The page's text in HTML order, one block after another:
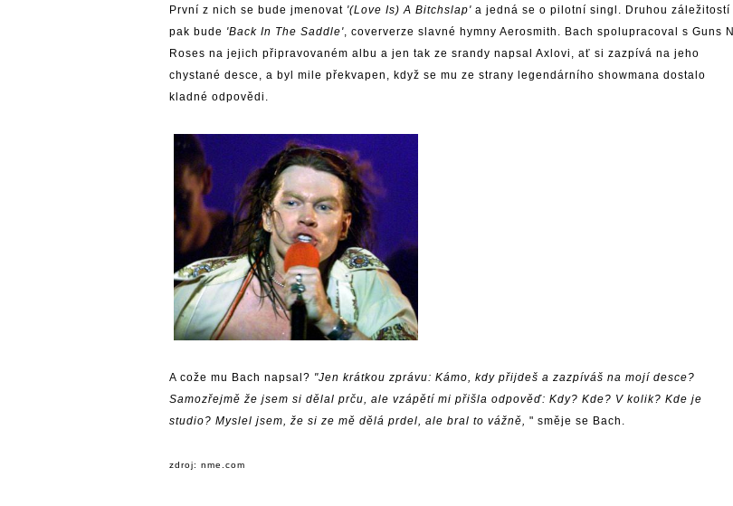
První z nich se bude jmenovat '(Love Is) A Bitchslap' a jedná se o pilotní singl. Druhou záležitostí
pak bude 'Back In The Saddle', coververze slavné hymny Aerosmith. Bach spolupracoval s Guns N
Roses na jejich připravovaném albu a jen tak ze srandy napsal Axlovi, ať si zazpívá na jeho
chystané desce, a byl mile překvapen, když se mu ze strany legendárního showmana dostalo
kladné odpovědi.
A cože mu Bach napsal? "Jen krátkou zprávu: Kámo, kdy přijdeš a zazpíváš na mojí desce?
Samozřejmě že jsem si dělal prču, ale vzápětí mi přišla odpověď: Kdy? Kde? V kolik? Kde je
studio? Myslel jsem, že si ze mě dělá prdel, ale bral to vážně, " směje se Bach.
zdroj: nme.com